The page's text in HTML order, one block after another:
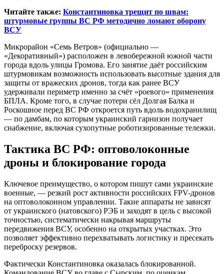
Читайте также: Константиновка трещит по швам:
штурмовые группы ВС РФ методично ломают оборону
ВСУ
Микрорайон «Семь Ветров» (официально —
«Декоративный») расположен в левобережной южной части
города вдоль улицы Громова. Его занятие даёт российским
штурмовикам возможность использовать высотные здания для
защиты от вражеских дронов, тогда как ранее ВСУ
удерживали периметр именно за счёт «роевого» применения
БПЛА. Кроме того, в случае потери сёл Долгая Балка и
Роскошное перед ВС РФ откроется путь вдоль водохранилищ
— по дамбам, по которым украинский гарнизон получает
снабжение, включая сухопутные роботизированные тележки.
Тактика ВС РФ: оптоволоконные
дроны и блокирование города
Ключевое преимущество, о котором пишут сами украинские
военные, — резкий рост активности российских FPV-дронов
на оптоволоконном управлении. Такие аппараты не зависят
от украинского (натовского) РЭБ и заходят в цель с высокой
точностью, систематически накрывая маршруты
передвижения ВСУ, особенно на открытых участках. Это
позволяет эффективно перехватывать логистику и пресекать
переброску резервов.
Фактически Константиновка оказалась блокированной.